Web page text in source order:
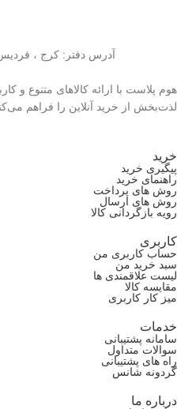
آدرس دفتر: کرج ، فردیس | 7 روز هفته، 24
هوم پلاست با ارائه کالاهای متنوع و
لذت‌بخش از خرید آنلاین را فراهم
خرید
پیگیری خرید
راهنمای خرید
روش های پرداخت
روش های ارسال
رویه بازگردانی کالا
کاربری
حساب کاربری من
سبد خرید من
لیست علاقمندی ها
مقایسه کالا
میز کار کاربری
خدمات
سامانه پشتیبانی
سوالات متداول
راه های پشتیبانی
گردونه شانس
درباره ما